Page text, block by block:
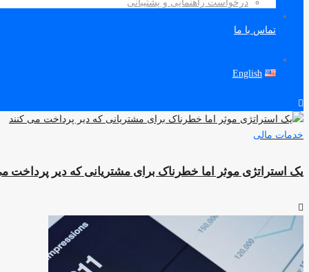
درخواست راهنمایی و پشتیبانی
تماس با ما
English
خدمات مالی
یک استراتژی موثر اما خطرناک برای مشتریانی که دیر پرداخت